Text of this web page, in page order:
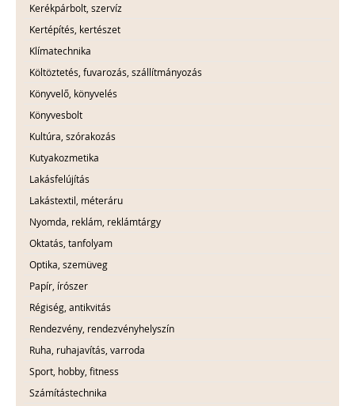
Kerékpárbolt, szervíz
Kertépítés, kertészet
Klímatechnika
Költöztetés, fuvarozás, szállítmányozás
Könyvelő, könyvelés
Könyvesbolt
Kultúra, szórakozás
Kutyakozmetika
Lakásfelújítás
Lakástextil, méteráru
Nyomda, reklám, reklámtárgy
Oktatás, tanfolyam
Optika, szemüveg
Papír, írószer
Régiség, antikvitás
Rendezvény, rendezvényhelyszín
Ruha, ruhajavítás, varroda
Sport, hobby, fitness
Számítástechnika